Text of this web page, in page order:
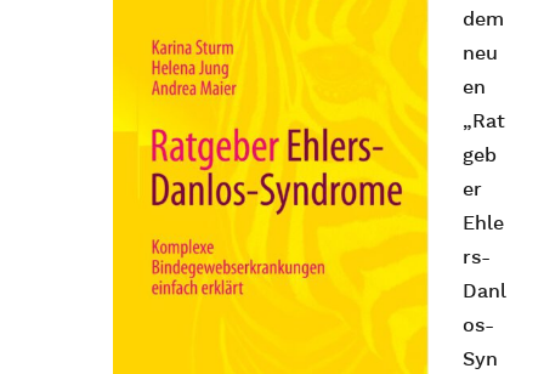
dem
neu
en
„Rat
geb
er
Ehle
rs-
Danl
os-
Syn